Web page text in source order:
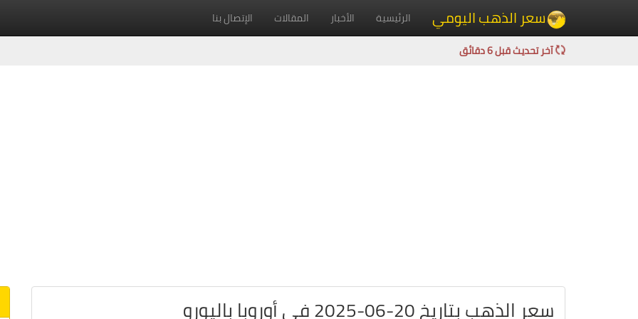
سعر الذهب اليومي الرئيسية الأخبار المقالات الإتصال بنا
آخر تحديث قبل 6 دقائق
سعر الذهب بتاريخ 20-06-2025 في أوروبا باليورو